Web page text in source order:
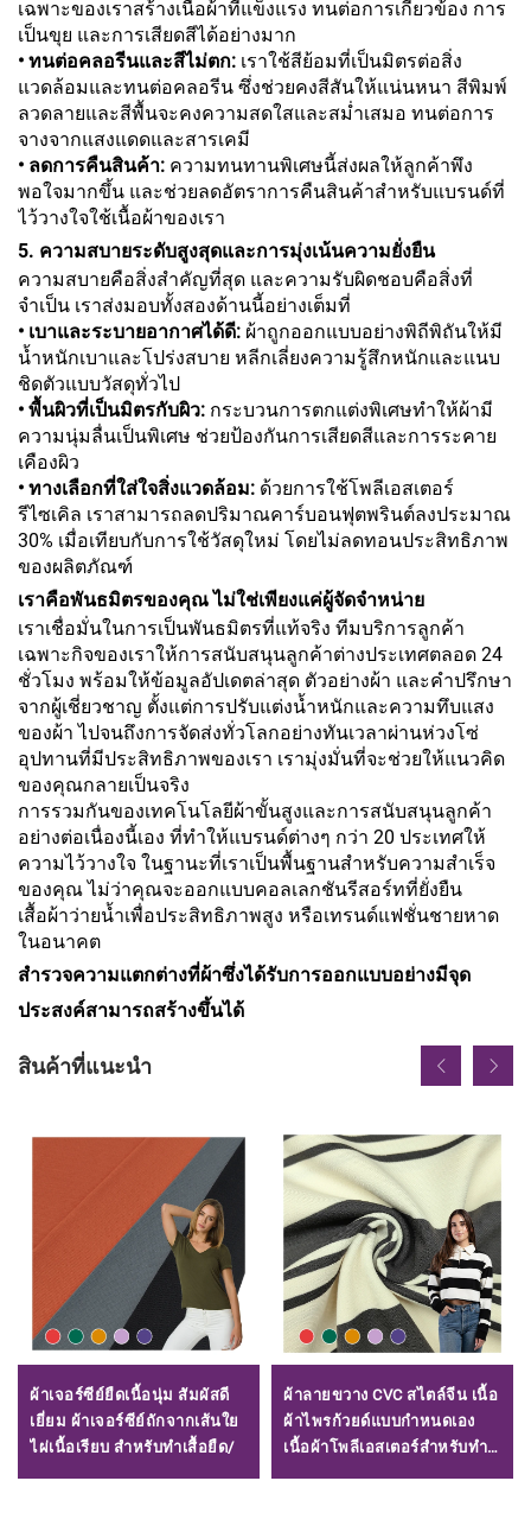
เฉพาะของเราสร้างเนื้อผ้าที่แข็งแรง ทนต่อการเกี่ยวข้อง การ
เป็นขุย และการเสียดสีได้อย่างมาก
• ทนต่อคลอรีนและสีไม่ตก: เราใช้สีย้อมที่เป็นมิตรต่อสิ่ง
แวดล้อมและทนต่อคลอรีน ซึ่งช่วยคงสีสันให้แน่นหนา สีพิมพ์
ลวดลายและสีพื้นจะคงความสดใสและสม่ำเสมอ ทนต่อการ
จางจากแสงแดดและสารเคมี
• ลดการคืนสินค้า: ความทนทานพิเศษนี้ส่งผลให้ลูกค้าพึง
พอใจมากขึ้น และช่วยลดอัตราการคืนสินค้าสำหรับแบรนด์ที่
ไว้วางใจใช้เนื้อผ้าของเรา
5. ความสบายระดับสูงสุดและการมุ่งเน้นความยั่งยืน
ความสบายคือสิ่งสำคัญที่สุด และความรับผิดชอบคือสิ่งที่
จำเป็น เราส่งมอบทั้งสองด้านนี้อย่างเต็มที่
• เบาและระบายอากาศได้ดี: ผ้าถูกออกแบบอย่างพิถีพิถันให้มี
น้ำหนักเบาและโปร่งสบาย หลีกเลี่ยงความรู้สึกหนักและแนบ
ชิดตัวแบบวัสดุทั่วไป
• พื้นผิวที่เป็นมิตรกับผิว: กระบวนการตกแต่งพิเศษทำให้ผ้ามี
ความนุ่มลื่นเป็นพิเศษ ช่วยป้องกันการเสียดสีและการระคาย
เคืองผิว
• ทางเลือกที่ใส่ใจสิ่งแวดล้อม: ด้วยการใช้โพลีเอสเตอร์
รีไซเคิล เราสามารถลดปริมาณคาร์บอนฟุตพรินต์ลงประมาณ
30% เมื่อเทียบกับการใช้วัสดุใหม่ โดยไม่ลดทอนประสิทธิภาพ
ของผลิตภัณฑ์
เราคือพันธมิตรของคุณ ไม่ใช่เพียงแค่ผู้จัดจำหน่าย
เราเชื่อมั่นในการเป็นพันธมิตรที่แท้จริง ทีมบริการลูกค้า
เฉพาะกิจของเราให้การสนับสนุนลูกค้าต่างประเทศตลอด 24
ชั่วโมง พร้อมให้ข้อมูลอัปเดตล่าสุด ตัวอย่างผ้า และคำปรึกษา
จากผู้เชี่ยวชาญ ตั้งแต่การปรับแต่งน้ำหนักและความทึบแสง
ของผ้า ไปจนถึงการจัดส่งทั่วโลกอย่างทันเวลาผ่านห่วงโซ่
อุปทานที่มีประสิทธิภาพของเรา เรามุ่งมั่นที่จะช่วยให้แนวคิด
ของคุณกลายเป็นจริง
การรวมกันของเทคโนโลยีผ้าขั้นสูงและการสนับสนุนลูกค้า
อย่างต่อเนื่องนี้เอง ที่ทำให้แบรนด์ต่างๆ กว่า 20 ประเทศให้
ความไว้วางใจ ในฐานะที่เราเป็นพื้นฐานสำหรับความสำเร็จ
ของคุณ ไม่ว่าคุณจะออกแบบคอลเลกชันรีสอร์ทที่ยั่งยืน
เสื้อผ้าว่ายน้ำเพื่อประสิทธิภาพสูง หรือเทรนด์แฟชั่นชายหาด
ในอนาคต
สำรวจความแตกต่างที่ผ้าซึ่งได้รับการออกแบบอย่างมีจุด
ประสงค์สามารถสร้างขึ้นได้
สินค้าที่แนะนำ
ผ้าเจอร์ซีย์ยืดเนื้อนุ่ม สัมผัสดี
เยี่ยม ผ้าเจอร์ซีย์ถักจากเส้นใย
ไผ่เนื้อเรียบ สำหรับทำเสื้อยืด/
ผ้าลายขวาง CVC สไตล์จีน เนื้อ
ผ้าไพรก้วยด์แบบกำหนดเอง
เนื้อผ้าโพลีเอสเตอร์สำหรับทำ